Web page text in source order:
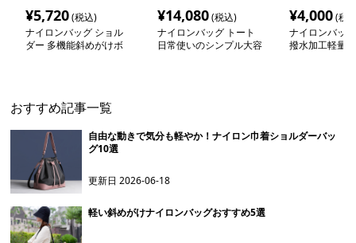
¥5,720(税込)
ナイロンバッグ ショル
ダー 多機能斜めがけボ
¥14,080(税込)
ナイロンバッグ トート
日常使いのシンプル大容
¥4,000(税
ナイロンバッ
撥水加工軽量
おすすめ記事一覧
自由な動きで気分も軽やか！ナイロン巾着ショルダーバッ
グ10選
更新日2026-06-18
軽い斜めがけナイロンバッグおすすめ5選